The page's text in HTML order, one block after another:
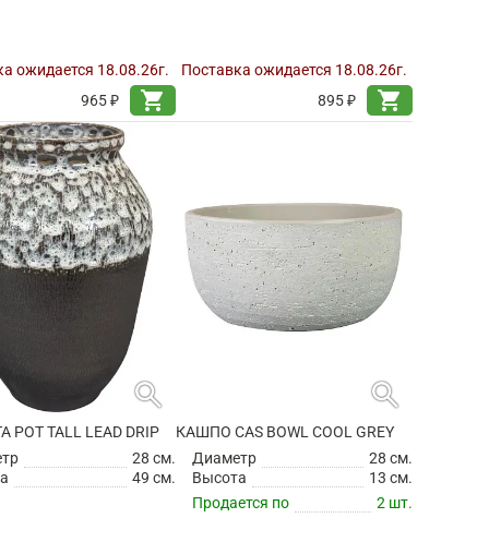
ожидается 18.08.26г.
965 ₽
shopping_cart
Поставка ожидается 18.08.26г.
895 ₽
shopping_cart
search
POT TALL LEAD DRIP
28 см.
49 см.
search
КАШПО CAS BOWL COOL GREY
Диаметр
28 см.
Высота
13 см.
Продается по
2 шт.